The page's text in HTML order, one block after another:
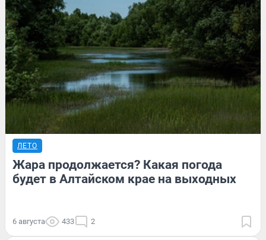
ЛЕТО
Жара продолжается? Какая погода
будет в Алтайском крае на выходных
6 августа 433 2